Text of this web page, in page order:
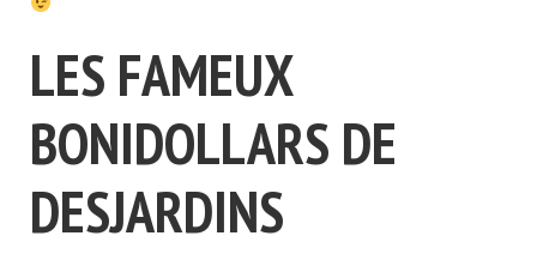
LES FAMEUX
BONIDOLLARS DE
DESJARDINS